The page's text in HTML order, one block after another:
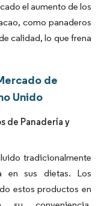
el aumento de los
como panaderos
calidad, lo que frena
de
Unido
de Panadería y
tradicionalmente
en sus dietas. Los
estos productos en